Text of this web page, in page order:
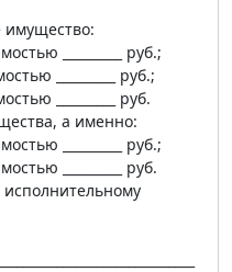
_________ руб.;
_________ руб.;
_________ руб.
а именно:
_________ руб.;
_________ руб.